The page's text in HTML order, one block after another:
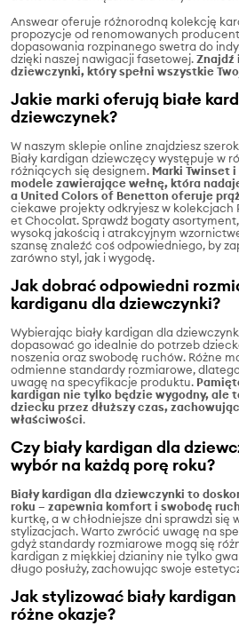
Answear oferuje różnorodną kolekcję
propozycje od renomowanych
dopasowania rozpinanego swetra do
dzięki naszej nawigacji fasetowej.Znajdź
dziewczynki, który spełni wszystkie
Jakie marki oferują białe
dziewczynek?
W naszym sklepie online znajdziesz
Biały kardigan dziewczęcy występuje w
różniących się designem. Marki Twinset
modele zawierające wełnę, która
a United Colors of Benetton oferuje
ciekawe projekty odkryjesz w kolekcjach
et Chocolat. Sprawdź bogaty
wysoką jakością i atrakcyjnym
szansę znaleźć coś odpowiedniego, by
zarówno styl, jak i wygodę.
Jak dobrać odpowiedni
kardiganu dla dziewczynki?
Wybierając biały kardigan dla
dopasować go idealnie do potrzeb
noszenia oraz swobodę ruchów. Różne
odmienne standardy rozmiarowe,
uwagę na specyfikacje produktu.
kardigan nie tylko będzie wygodny, ale
dziecku przez dłuższy czas,
właściwości.
Czy biały kardigan dla
wybór na każdą porę roku?
Biały kardigan dla dziewczynki to
roku – zapewnia komfort i swobodę
kurtkę, a w chłodniejsze dni sprawdzi się
stylizacjach. Warto zwrócić uwagę na
gdyż standardy rozmiarowe mogą się
kardigan z miękkiej dzianiny nie tylko
długo posłuży, zachowując swoje
Jak stylizować biały
różne okazje?